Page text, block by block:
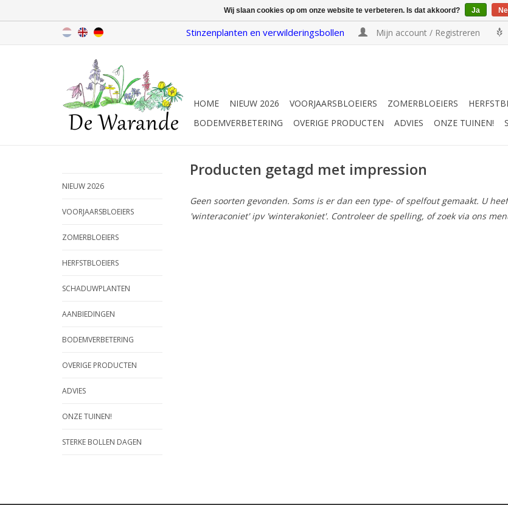
Stinzenplanten en verwilderingsbollen Mijn account / Registreren
HOME NIEUW 2026 VOORJAARSBLOEIERS ZOMERBLOEIERS
BODEMVERBETERING
OVERIGE PRODUCTEN ADVIES ONZE TUINEN!
NIEUW 2026
VOORJAARSBLOEIERS
ZOMERBLOEIERS
HERFSTBLOEIERS
SCHADUWPLANTEN
AANBIEDINGEN
BODEMVERBETERING
OVERIGE PRODUCTEN
ADVIES
ONZE TUINEN!
STERKE BOLLEN DAGEN
Producten getagd met impression
Geen soorten gevonden. Soms is er dan een type- of spelfout gemaakt. U
'winteraconiet' ipv 'winterakoniet'. Controleer de spelling, of zoek via ons
Wij slaan cookies op om onze website te verbeteren. Is dat akkoord? Ja